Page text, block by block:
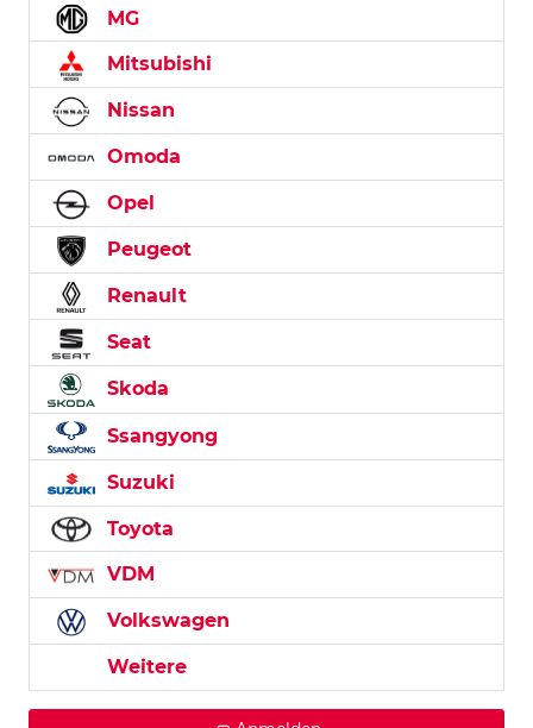
MG
Mitsubishi
Nissan
Omoda
Opel
Peugeot
Renault
Seat
Skoda
Ssangyong
Suzuki
Toyota
VDM
Volkswagen
Weitere